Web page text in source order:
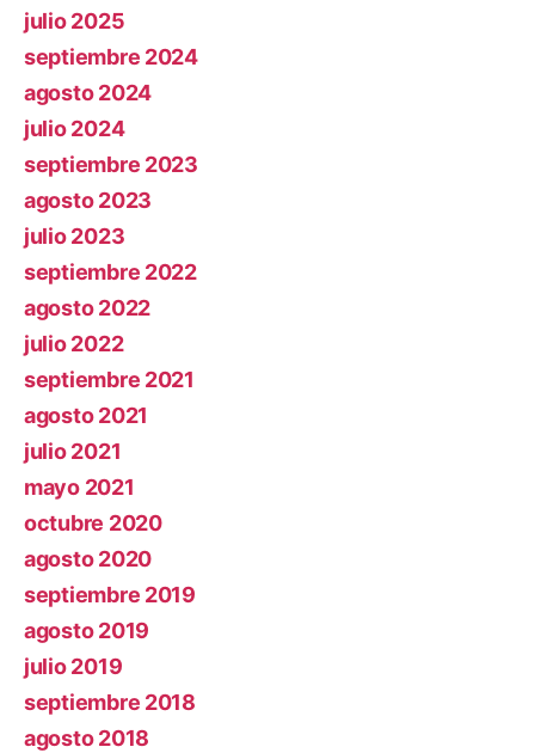
julio 2025
septiembre 2024
agosto 2024
julio 2024
septiembre 2023
agosto 2023
julio 2023
septiembre 2022
agosto 2022
julio 2022
septiembre 2021
agosto 2021
julio 2021
mayo 2021
octubre 2020
agosto 2020
septiembre 2019
agosto 2019
julio 2019
septiembre 2018
agosto 2018